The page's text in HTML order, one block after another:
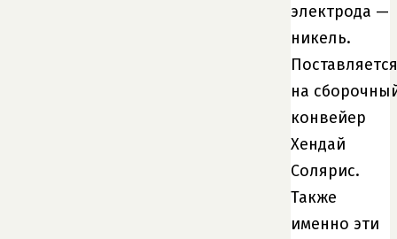
электрода —
никель.
Поставляется
на
конвейер
Хендай
Солярис.
Также
именно эти